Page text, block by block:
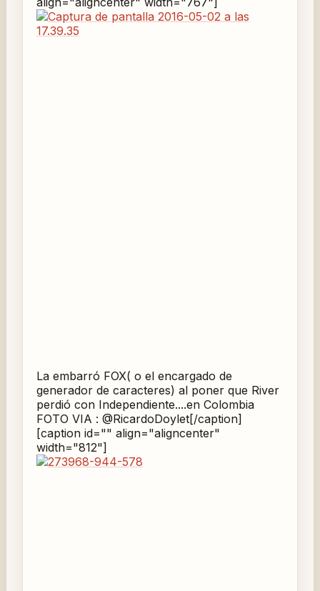
La embarró FOX( o el encargado de
generador de caracteres) al poner que River
perdió con Independiente....en Colombia
FOTO VIA : @RicardoDoylet[/caption]
[caption id="" align="aligncenter"
width="812"]